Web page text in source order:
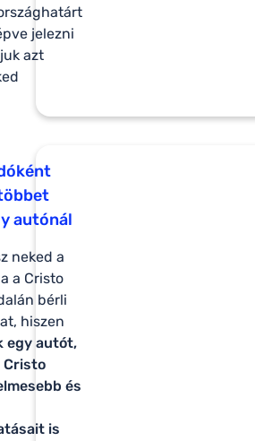
jelezni
azt
autónál
neked a
a Cristo
bérli
hiszen
egy autót,
Cristo
és
is